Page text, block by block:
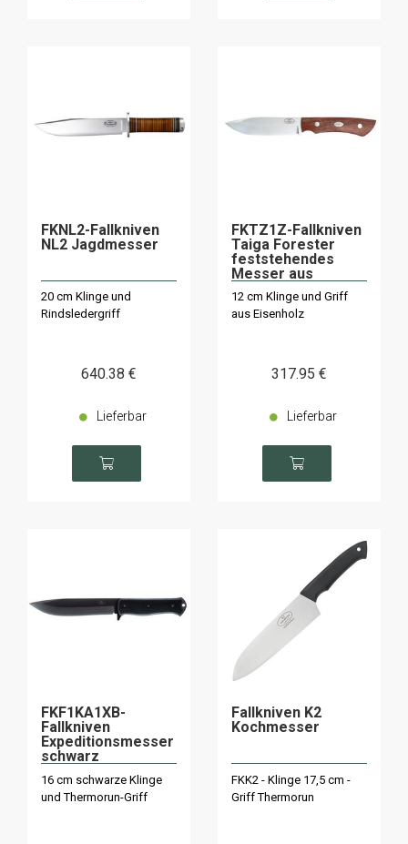
FKNL2-Fallkniven
NL2 Jagdmesser
20 cm Klinge und
Rindsledergriff
640.38 €
Lieferbar
FKTZ1Z-Fallkniven
Taiga Forester
feststehendes
Messer aus
Eisenholz
12 cm Klinge und Griff
aus Eisenholz
317.95 €
Lieferbar
FKF1KA1XB-
Fallkniven
Expeditionsmesser
schwarz
16 cm schwarze Klinge
und Thermorun-Griff
Fallkniven K2
Kochmesser
FKK2 - Klinge 17,5 cm -
Griff Thermorun